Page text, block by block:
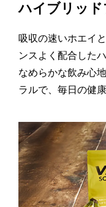
ハイブリッ
吸収の速いホエイ
ンスよく配合した
なめらかな飲み心
ラルで、毎日の健